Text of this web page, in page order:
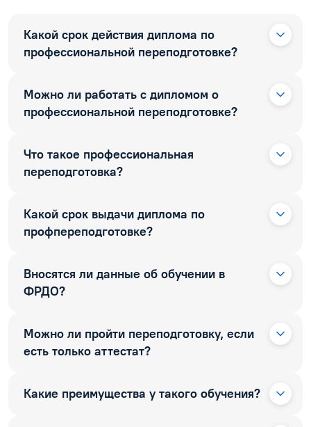
Какой срок действия диплома по
профессиональной переподготовке?
Можно ли работать с дипломом о
профессиональной переподготовке?
Что такое профессиональная
переподготовка?
Какой срок выдачи диплома по
профпереподготовке?
Вносятся ли данные об обучении в
ФРДО?
Можно ли пройти переподготовку, если
есть только аттестат?
Какие преимущества у такого обучения?